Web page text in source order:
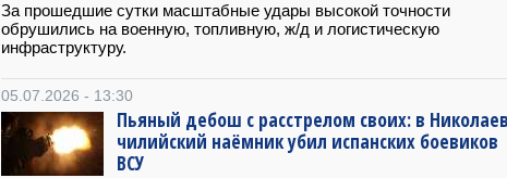
За прошедшие сутки масштабные удары высокой точности
обрушились на военную, топливную, ж/д и логистическую
инфраструктуру.
05.07.2026 - 13:30
Пьяный дебош с расстрелом своих: в
чилийский наёмник убил испанских боевиков
ВСУ